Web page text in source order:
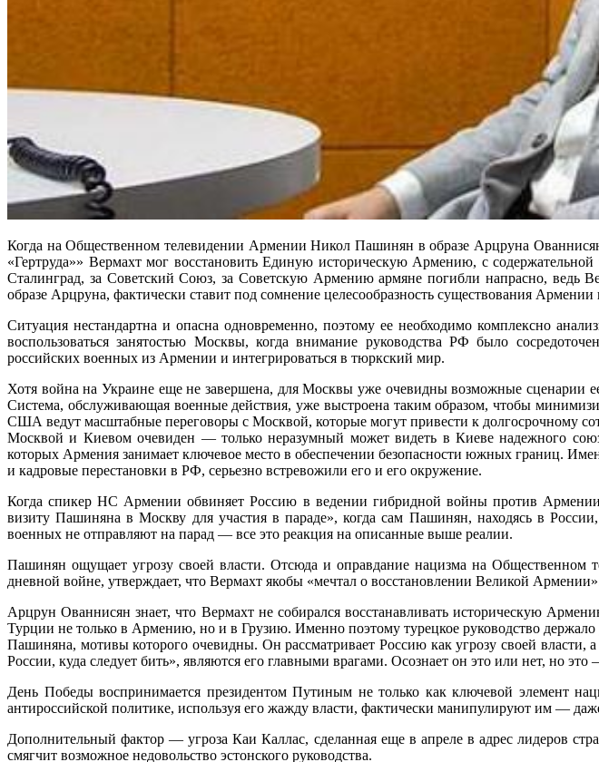
Когда на Общественном телевидении Армении Никол Пашинян в образе Арцруна
«Гертруда»» Вермахт мог восстановить Единую историческую Армению, с
Сталинград, за Советский Союз, за Советскую Армению армяне погибли напрасно, ведь
образе Арцруна, фактически ставит под сомнение целесообразность существования
Ситуация нестандартна и опасна одновременно, поэтому ее необходимо комплексно
воспользоваться занятостью Москвы, когда внимание руководства РФ было
российских военных из Армении и интегрироваться в тюркский мир.
Хотя война на Украине еще не завершена, для Москвы уже очевидны возможные сценарии
Система, обслуживающая военные действия, уже выстроена таким образом, чтобы
США ведут масштабные переговоры с Москвой, которые могут привести к долгосрочному
Москвой и Киевом очевиден — только неразумный может видеть в Киеве надежного
которых Армения занимает ключевое место в обеспечении безопасности южных границ.
и кадровые перестановки в РФ, серьезно встревожили его и его окружение.
Когда спикер НС Армении обвиняет Россию в ведении гибридной войны против Армении,
визиту Пашиняна в Москву для участия в параде», когда сам Пашинян, находясь в
военных не отправляют на парад — все это реакция на описанные выше реалии.
Пашинян ощущает угрозу своей власти. Отсюда и оправдание нацизма на Общественном
дневной войне, утверждает, что Вермахт якобы «мечтал о восстановлении Великой
Арцрун Ованнисян знает, что Вермахт не собирался восстанавливать историческую
Турции не только в Армению, но и в Грузию. Именно поэтому турецкое руководство
Пашиняна, мотивы которого очевидны. Он рассматривает Россию как угрозу своей власти,
России, куда следует бить», являются его главными врагами. Осознает он это или нет, но
День Победы воспринимается президентом Путиным не только как ключевой элемент
антироссийской политике, используя его жажду власти, фактически манипулируют им —
Дополнительный фактор — угроза Каи Каллас, сделанная еще в апреле в адрес лидеров
смягчит возможное недовольство эстонского руководства.